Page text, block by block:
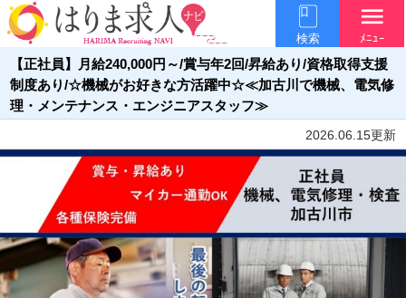
検索
menu
ﾒﾆｭｰ
【正社員】月給240,000円～/賞与年2回/昇給あり/資格取得支援
制度あり/☆機械がお好きな方活躍中☆≪加古川で機械、電気修
理・メンテナンス・エンジニアスタッフ≫
2026.06.15更新